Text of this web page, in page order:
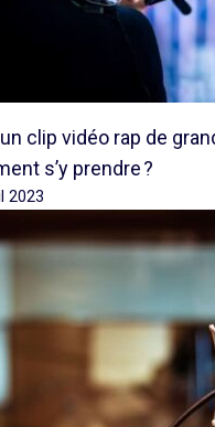
clip vidéo rap de
s’y prendre ?
2023